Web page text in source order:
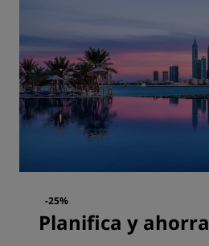
-25%
Planifica y ahorra